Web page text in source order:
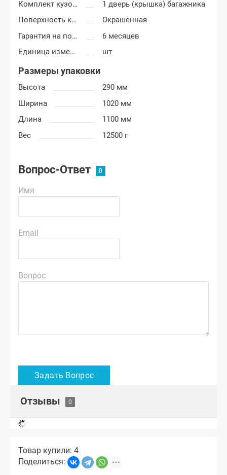
Комплект кузовных деталей
1 дверь (крышка) багажника
Поверхность крышки багажника
Окрашенная
Гарантия на покраску
6 месяцев
Единица измерения
шт
Размеры упаковки
Высота
290 мм
Ширина
1020 мм
Длина
1100 мм
Вес
12500 г
Вопрос-Ответ
Имя
Email
Вопрос
Отзывы
Товар купили: 4
Поделиться: